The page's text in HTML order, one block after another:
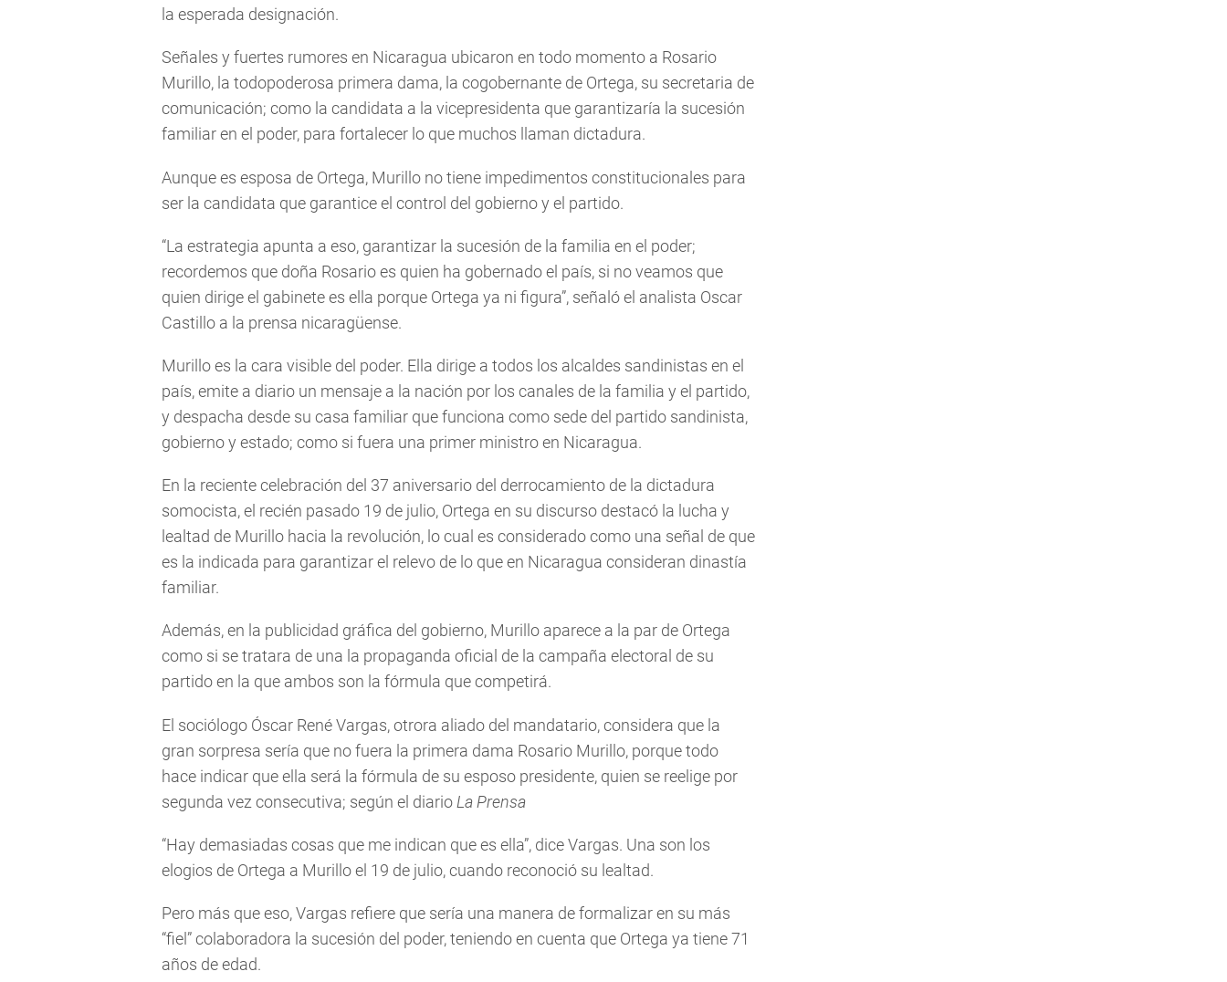
la esperada designación.
Señales y fuertes rumores en Nicaragua ubicaron en todo momento a Rosario
Murillo, la todopoderosa primera dama, la cogobernante de Ortega, su secretaria de
comunicación; como la candidata a la vicepresidenta que garantizaría la sucesión
familiar en el poder, para fortalecer lo que muchos llaman dictadura.
Aunque es esposa de Ortega, Murillo no tiene impedimentos constitucionales para
ser la candidata que garantice el control del gobierno y el partido.
“La estrategia apunta a eso, garantizar la sucesión de la familia en el poder;
recordemos que doña Rosario es quien ha gobernado el país, si no veamos que
quien dirige el gabinete es ella porque Ortega ya ni figura”, señaló el analista Oscar
Castillo a la prensa nicaragüense.
Murillo es la cara visible del poder. Ella dirige a todos los alcaldes sandinistas en el
país, emite a diario un mensaje a la nación por los canales de la familia y el partido,
y despacha desde su casa familiar que funciona como sede del partido sandinista,
gobierno y estado; como si fuera una primer ministro en Nicaragua.
En la reciente celebración del 37 aniversario del derrocamiento de la dictadura
somocista, el recién pasado 19 de julio, Ortega en su discurso destacó la lucha y
lealtad de Murillo hacia la revolución, lo cual es considerado como una señal de que
es la indicada para garantizar el relevo de lo que en Nicaragua consideran dinastía
familiar.
Además, en la publicidad gráfica del gobierno, Murillo aparece a la par de Ortega
como si se tratara de una la propaganda oficial de la campaña electoral de su
partido en la que ambos son la fórmula que competirá.
El sociólogo Óscar René Vargas, otrora aliado del mandatario, considera que la
gran sorpresa sería que no fuera la primera dama Rosario Murillo, porque todo
hace indicar que ella será la fórmula de su esposo presidente, quien se reelige por
segunda vez consecutiva; según el diario La Prensa
“Hay demasiadas cosas que me indican que es ella”, dice Vargas. Una son los
elogios de Ortega a Murillo el 19 de julio, cuando reconoció su lealtad.
Pero más que eso, Vargas refiere que sería una manera de formalizar en su más
“fiel” colaboradora la sucesión del poder, teniendo en cuenta que Ortega ya tiene 71
años de edad.